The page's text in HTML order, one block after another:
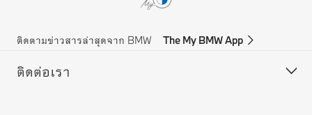
ติดตามข่าวสารล่าสุดจาก BMW The My BMW App
ติดต่อเรา